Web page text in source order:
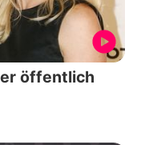
öffentlich